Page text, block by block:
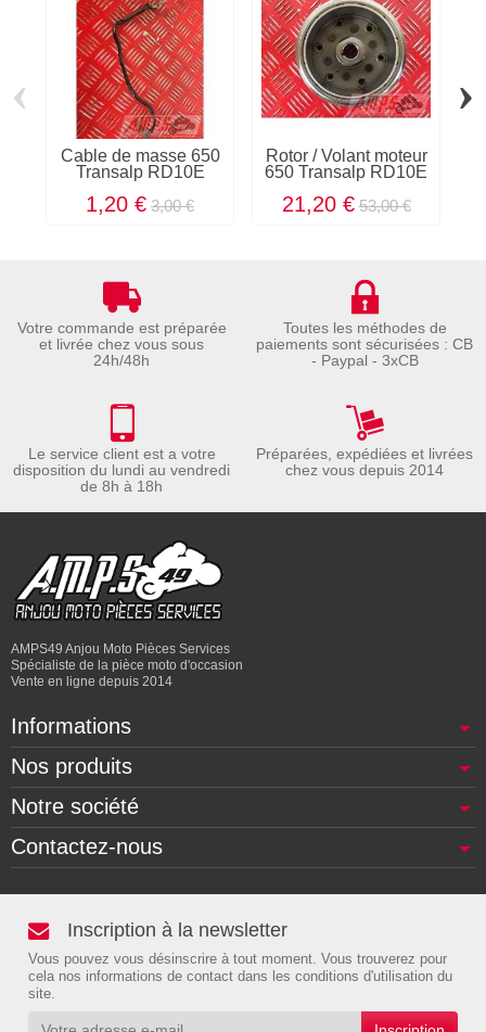
Cable de masse 650
Transalp RD10E
1,20 € 3,00 €
Rotor / Volant moteur
650 Transalp RD10E
21,20 € 53,00 €
‹ ›
Votre commande est préparée
et livrée chez vous sous
24h/48h
Toutes les méthodes de
paiements sont sécurisées : CB
- Paypal - 3xCB
Le service client est a votre
disposition du lundi au vendredi
de 8h à 18h
Préparées, expédiées et livrées
chez vous depuis 2014
AMPS49 Anjou Moto Pièces Services
Spécialiste de la pièce moto d'occasion
Vente en ligne depuis 2014
Informations
Nos produits
Notre société
Contactez-nous
Inscription à la newsletter
Vous pouvez vous désinscrire à tout moment. Vous trouverez pour
cela nos informations de contact dans les conditions d'utilisation du
site.